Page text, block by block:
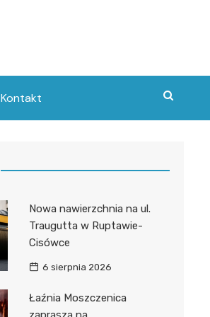
Kontakt
Nowa nawierzchnia na ul.
Traugutta w Ruptawie-
Cisówce
6 sierpnia 2026
Łaźnia Moszczenica